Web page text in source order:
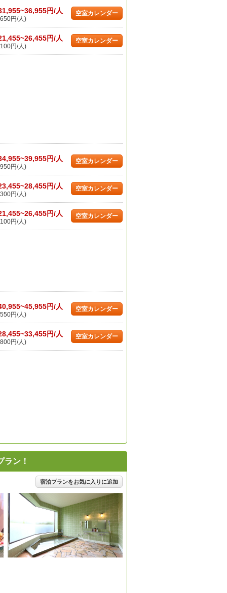
円/人
円/人)
空室カレンダー
円/人
円/人)
空室カレンダー
円/人
円/人)
空室カレンダー
円/人
円/人)
空室カレンダー
円/人
円/人)
空室カレンダー
円/人
円/人)
空室カレンダー
円/人
円/人)
空室カレンダー
ン！
宿泊プランをお気に入りに追加